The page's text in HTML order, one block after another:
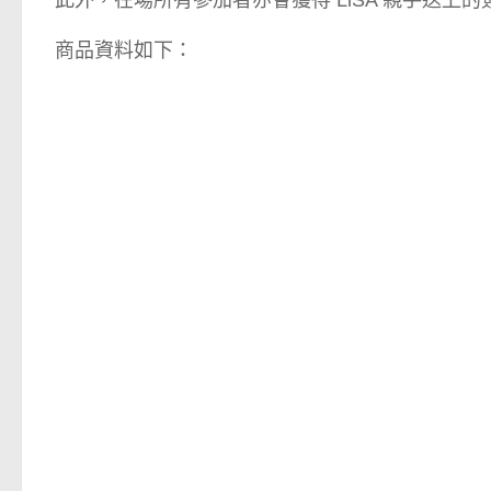
商品資料如下：